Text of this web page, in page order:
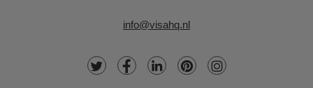
info@visahq.nl